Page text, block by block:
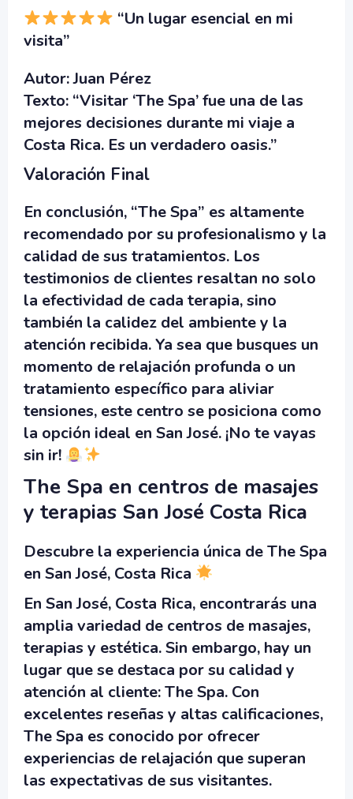
“Un lugar esencial en mi
visita”
Autor:Juan Pérez
Texto: “Visitar ‘The Spa’ fue una de las
mejores decisiones durante mi viaje a
Costa Rica. Es un verdadero oasis.”
Valoración Final
En conclusión, “The Spa” es altamente
recomendado por su profesionalismo y la
calidad de sus tratamientos. Los
testimonios de clientes resaltan no solo
la efectividad de cada terapia, sino
también la calidez del ambiente y la
atención recibida. Ya sea que busques un
momento de relajación profunda o un
tratamiento específico para aliviar
tensiones, este centro se posiciona como
la opción ideal en San José. ¡No te vayas
sin ir!
The Spa en centros de masajes
y terapias San José Costa Rica
Descubre la experiencia única de The Spa
en San José, Costa Rica
En San José, Costa Rica, encontrarás una
amplia variedad de centros de masajes,
terapias y estética. Sin embargo, hay un
lugar que se destaca por su calidad y
atención al cliente:The Spa. Con
excelentes reseñas y altas calificaciones,
The Spa es conocido por ofrecer
experiencias de relajación que superan
las expectativas de sus visitantes.